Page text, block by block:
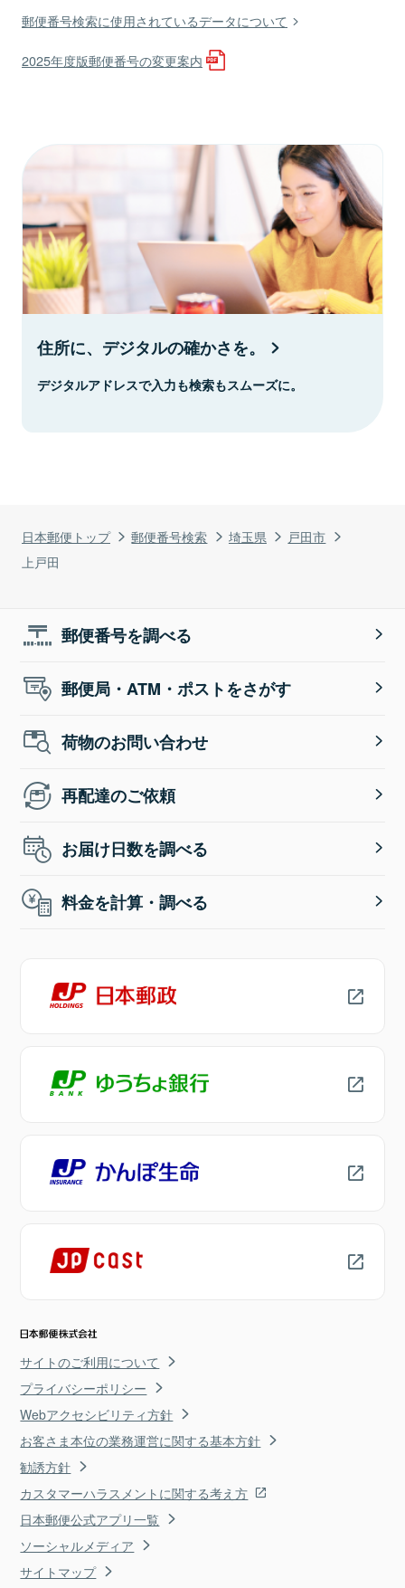
日本郵便トップ 郵便番号検索 埼玉県
戸田市
上戸田
郵便番号検索に使用されているデータについて
2025年度版郵便番号の変更案内
住所に、デジタルの確かさを。
デジタルアドレスで入力も検索もスムーズに。
郵便番号を調べる
郵便局・ATM・ポストをさがす
荷物のお問い合わせ
再配達のご依頼
お届け日数を調べる
料金を計算・調べる
サイトのご利用について
プライバシーポリシー
Webアクセシビリティ方針
お客さま本位の業務運営に関する基本方針
勧誘方針
カスタマーハラスメントに関する考え方
日本郵便公式アプリ一覧
ソーシャルメディア
サイトマップ